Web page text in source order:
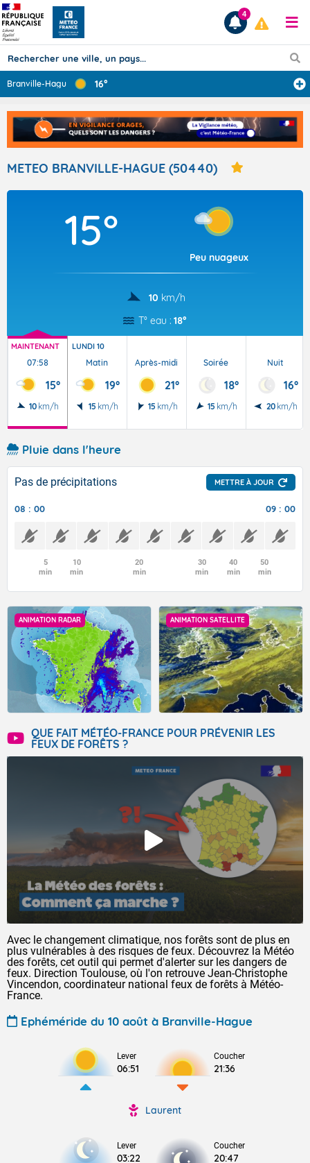
Prévisions
TOUS LES RÉSULTATS
Articles
4
Branville-Hague ... 16°
METEO BRANVILLE-HAGUE (50440)
15°
Peu nuageux
10 km/h
T° eau : 18°
MAINTENANT
07:58
15°
10 km/h
LUNDI 10
Matin
19°
15 km/h
Après-midi
21°
15 km/h
Soirée
18°
15 km/h
Nuit
16°
20 km/h
Pluie dans l'heure
Pas de précipitations METTRE À JOUR
08 : 00 09 : 00
5
min
10
min
20
min
30
min
40
min
50
min
ANIMATION RADAR ANIMATION SATELLITE
QUE FAIT MÉTÉO-FRANCE POUR PRÉVENIR LES
FEUX DE FORÊTS ?
Avec le changement climatique, nos forêts sont de plus en
plus vulnérables à des risques de feux. Découvrez la Météo
des forêts, cet outil qui permet d'alerter sur les dangers de
feux. Direction Toulouse, où l'on retrouve Jean-Christophe
Vincendon, coordinateur national feux de forêts à Météo-
France.
Ephéméride du 10 août à Branville-Hague
Lever
06:51
Coucher
21:36
Laurent
Lever
03:22
Coucher
20:47